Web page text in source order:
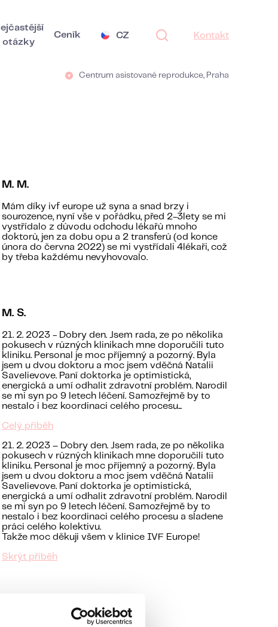
otázky
Ceník CZ Kontakt
Centrum asistované reprodukce, Praha
M. M.
Mám díky ivf europe už syna a snad brzy i
sourozence, nyní vše v pořádku, před 2-3lety se mi
vystřídalo z důvodu odchodu lékařů mnoho
doktorů, jen za dobu opu a 2 transferů (od konce
února do června 2022) se mi vystřídali 4lékaři, což
by třeba každému nevyhovovalo.
M. S.
21. 2. 2023 - Dobry den. Jsem rada, ze po několika
pokusech v různých klinikach mne doporučili tuto
kliniku. Personal je moc příjemný a pozorný. Byla
jsem u dvou doktoru a moc jsem vděčná Natalii
Savelievove. Paní doktorka je optimistická,
energická a umí odhalit zdravotní problém. Narodil
se mi syn po 9 letech léčení. Samozřejmě by to
nestalo i bez koordinaci celého procesu...
Celý příběh
21. 2. 2023 – Dobry den. Jsem rada, ze po několika
pokusech v různých klinikach mne doporučili tuto
kliniku. Personal je moc příjemný a pozorný. Byla
jsem u dvou doktoru a moc jsem vděčná Natalii
Savelievove. Paní doktorka je optimistická,
energická a umí odhalit zdravotní problém. Narodil
se mi syn po 9 letech léčení. Samozřejmě by to
nestalo i bez koordinaci celého procesu a sladene
práci celého kolektivu.
Takže moc děkuji všem v klinice IVF Europe!
Skrýt příběh